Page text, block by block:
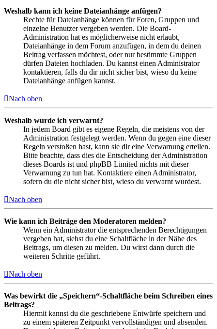
Weshalb kann ich keine Dateianhänge anfügen?
Rechte für Dateianhänge können für Foren, Gruppen und
einzelne Benutzer vergeben werden. Die Board-
Administration hat es möglicherweise nicht erlaubt,
Dateianhänge in dem Forum anzufügen, in dem du deinen
Beitrag verfassen möchtest, oder nur bestimmte Gruppen
dürfen Dateien hochladen. Du kannst einen Administrator
kontaktieren, falls du dir nicht sicher bist, wieso du keine
Dateianhänge anfügen kannst.
Nach oben
Weshalb wurde ich verwarnt?
In jedem Board gibt es eigene Regeln, die meistens von der
Administration festgelegt werden. Wenn du gegen eine dieser
Regeln verstoßen hast, kann sie dir eine Verwarnung erteilen.
Bitte beachte, dass dies die Entscheidung der Administration
dieses Boards ist und phpBB Limited nichts mit dieser
Verwarnung zu tun hat. Kontaktiere einen Administrator,
sofern du die nicht sicher bist, wieso du verwarnt wurdest.
Nach oben
Wie kann ich Beiträge den Moderatoren melden?
Wenn ein Administrator die entsprechenden Berechtigungen
vergeben hat, siehst du eine Schaltfläche in der Nähe des
Beitrags, um diesen zu melden. Du wirst dann durch die
weiteren Schritte geführt.
Nach oben
Was bewirkt die „Speichern“-Schaltfläche beim Schreiben eines
Beitrags?
Hiermit kannst du die geschriebene Entwürfe speichern und
zu einem späteren Zeitpunkt vervollständigen und absenden.